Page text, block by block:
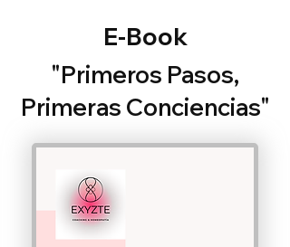
E-Book
"Primeros Pasos,
Primeras Conciencias"